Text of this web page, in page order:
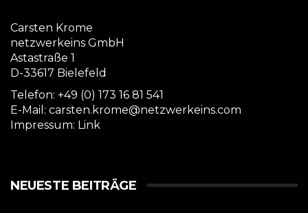
Carsten Krome
netzwerkeins GmbH
Astastraße 1
D-33617 Bielefeld
Telefon: +49 (0) 173 16 81 541
E-Mail: carsten.krome@netzwerkeins.com
Impressum: Link
NEUESTE BEITRÄGE